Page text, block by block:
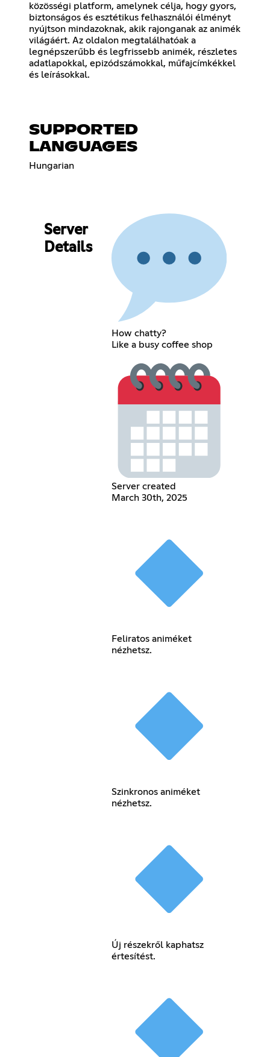
közösségi platform, amelynek célja, hogy gyors,
biztonságos és esztétikus felhasználói élményt
nyújtson mindazoknak, akik rajonganak az animék
világáért. Az oldalon megtalálhatóak a
legnépszerűbb és legfrissebb animék, részletes
adatlapokkal, epizódszámokkal, műfajcímkékkel
és leírásokkal.
SUPPORTED
LANGUAGES
Hungarian
Server
Details
How chatty?
Like a busy coffee shop
Server created
March 30th, 2025
Feliratos animéket
nézhetsz.
Szinkronos animéket
nézhetsz.
Új részekről kaphatsz
értesítést.